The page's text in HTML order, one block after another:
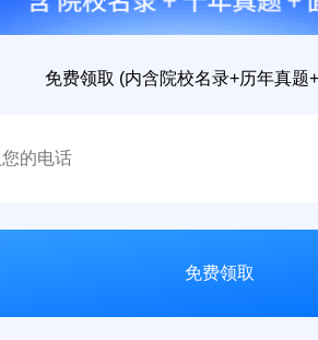
免费领取 (内含院校名录+历年真题